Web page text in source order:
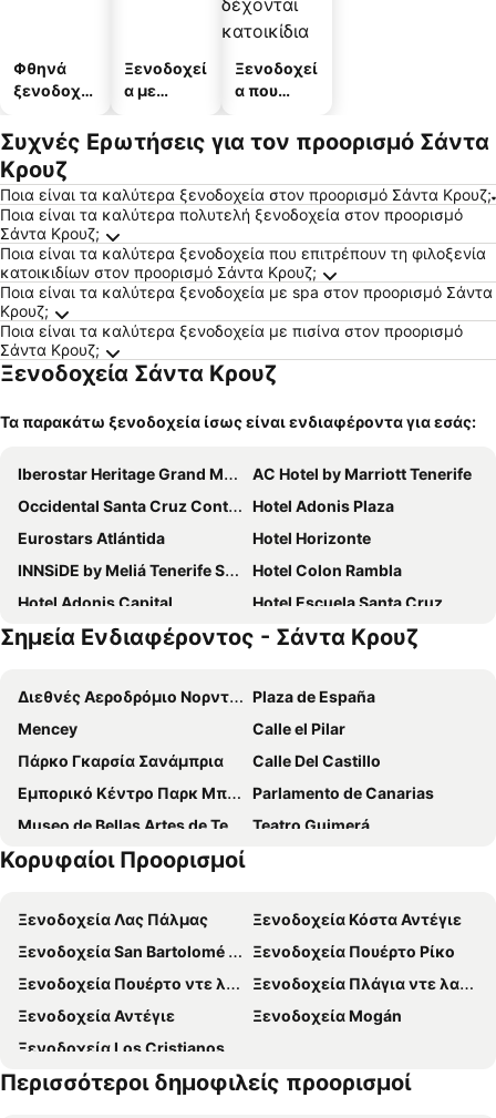
Φθηνά
ξενοδοχεί
Ξενοδοχεί
α με
Ξενοδοχεί
α που
κατοικίδι
α
Συχνές Ερωτήσεις για τον προορισμό Σάντα
Κρουζ
Ποια είναι τα καλύτερα ξενοδοχεία στον προορισμό Σάντα Κρουζ;
Ποια είναι τα καλύτερα πολυτελή ξενοδοχεία στον προορισμό
Σάντα Κρουζ;
Ποια είναι τα καλύτερα ξενοδοχεία που επιτρέπουν τη φιλοξενία
κατοικιδίων στον προορισμό Σάντα Κρουζ;
Ποια είναι τα καλύτερα ξενοδοχεία με spa στον προορισμό Σάντα
Κρουζ;
Ποια είναι τα καλύτερα ξενοδοχεία με πισίνα στον προορισμό
Σάντα Κρουζ;
Ξενοδοχεία Σάντα Κρουζ
Τα παρακάτω ξενοδοχεία ίσως είναι ενδιαφέροντα για εσάς:
Iberostar Heritage Grand Mencey
AC Hotel by Marriott Tenerife
Occidental Santa Cruz Contemporáneo
Hotel Adonis Plaza
Eurostars Atlántida
Hotel Horizonte
INNSiDE by Meliá Tenerife Santa Cruz
Hotel Colon Rambla
Hotel Adonis Capital
Hotel Escuela Santa Cruz
Hotel Océano Centro
Hotel Tanausu
La Laguna Gran Hotel
Σημεία Ενδιαφέροντος - Σάντα Κρουζ
Διεθνές Αεροδρόμιο Νορντ της Τενερίφης - Λος Ροντέος
Plaza de España
Mencey
Calle el Pilar
Πάρκο Γκαρσία Σανάμπρια
Calle Del Castillo
Εμπορικό Κέντρο Παρκ Μπούλεβαρ
Parlamento de Canarias
Museo de Bellas Artes de Tenerife
Teatro Guimerá
Festival de Música de Canarias
Santísimo-Las Águilas
Η Κορυφή του Τέιντε
Fiestas del Corpus Christi
Parque de La Granja
Universidad de La Laguna
Κορυφαίοι Προορισμοί
Ξενοδοχεία Λας Πάλμας
Ξενοδοχεία Κόστα Αντέγιε
Ξενοδοχεία San Bartolomé de Tirajana
Ξενοδοχεία Πουέρτο Ρίκο
Ξενοδοχεία Πουέρτο ντε λα Κρουζ
Ξενοδοχεία Πλάγια ντε λας Αμέρικας
Ξενοδοχεία Αντέγιε
Ξενοδοχεία Mogán
Ξενοδοχεία Los Cristianos
Περισσότεροι δημοφιλείς προορισμοί